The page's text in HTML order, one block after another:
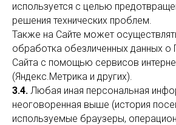
используется с целью
решения технических проблем.
Также на Сайте может
обработка обезличенных данных о
Сайта с помощью сервисов
(Яндекс.Метрика и других).
3.4. Любая иная персональная
неоговоренная выше (история
используемые браузеры,